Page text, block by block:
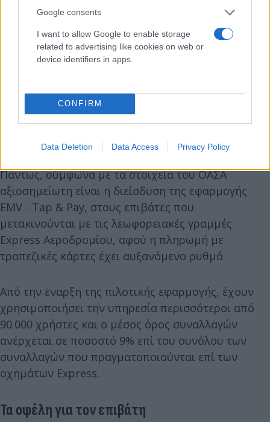
Google consents
I want to allow Google to enable storage
related to advertising like cookies on web or
device identifiers in apps.
CONFIRM
Data Deletion Data Access Privacy Policy
διαδραματίσουν κρίσιμο ρόλο στην ανάπτυξη των
έξυπνων πόλεων και στη διευκόλυνση των
μετακινήσεων των χρηστών, με τις ανέπαφες
πληρωμές (tap & pay) να προσφέρουν μια ασφαλή
τους διαχειριστές των συστημάτων μεταφοράς που
αναζητούν εύκολη, άμεση και ασφαλή πρόσβαση σε
αυτές τις υπηρεσίες» αναφέρουν στελέχη του
Πάντως, σύμφωνα με τα στοιχεία του ΟΑΣΑ
αξιοσημείωτη είναι η διείσδυση της εφαρμογής
EMV - Tap & Pay, στους επιβάτες που
μετακινούνται με τις λεωφορειακές γραμμές
Express Αεροδρομίου, αφού η πληρωμή με
τραπεζικές κάρτες έχει αυξανόμενο ρυθμό.
Από την έναρξη της πιλοτικής εφαρμογής, έχουν
χρησιμοποιήσει την υπηρεσία περισσότεροι από
90.000 χρήστες και ο μέσος όρος συναλλαγών
ανέρχεται σε ποσοστό 9% επί του συνόλου των
συναλλαγών που πραγματοποιούνται επί των
οχημάτων Express.
Τα οφέλη για τον επιβάτη